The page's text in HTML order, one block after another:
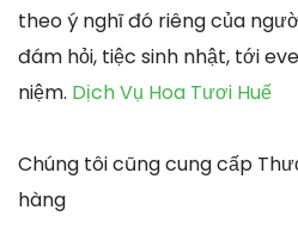
theo ý nghĩ đó riêng của
đám hỏi, tiệc sinh nhật, tới
niệm. Dịch Vụ Hoa Tươi Huế
Chúng tôi cũng cung cấp
hàng